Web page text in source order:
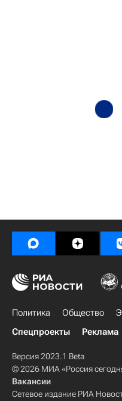
Политика Общество
Спецпроекты
Реклама
Версия 2023.1 Beta
© 2026 МИА «Россия
Вакансии
Сетевое издание РИА